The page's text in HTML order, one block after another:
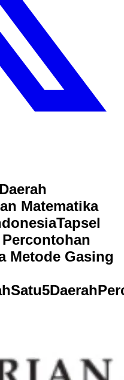
Matematika
Tapsel
Metode Gasing
hSatu5DaerahPer